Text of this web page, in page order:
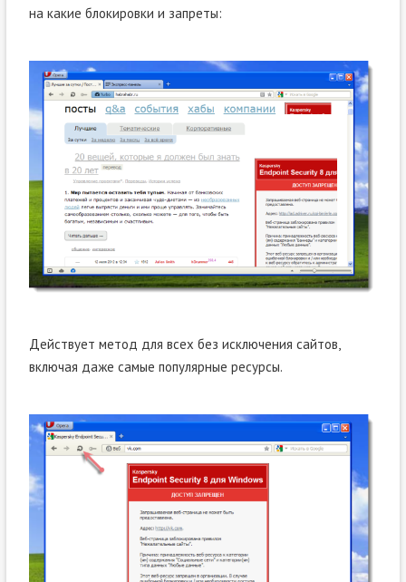
на какие блокировки и запреты:
Действует метод для всех без исключения сайтов,
включая даже самые популярные ресурсы.